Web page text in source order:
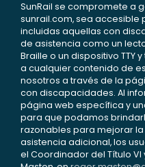
SunRail se compromete a
sunrail.com, sea accesible
incluidas aquellas con
de asistencia como un
Braille o un dispositivo
a cualquier contenido de
nosotros a través de la
con discapacidades. Al
página web específica y
para que podamos
razonables para mejorar
asistencia adicional, los
el Coordinador del Título VI